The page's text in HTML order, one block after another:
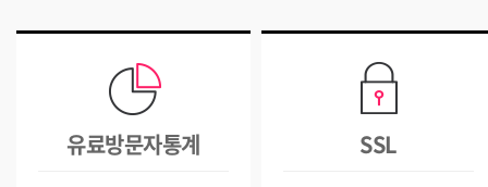
유료방문자통계 SSL